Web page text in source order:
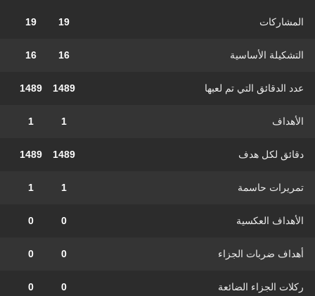
المشاركات 19
19
التشكيلة الأساسية 16
16
عدد الدقائق التي تم لعبها 1489
1489
الأهداف 1
1
دقائق لكل هدف 1489
1489
تمريرات حاسمة 1
1
الأهداف العكسية 0
0
أهداف ضربات الجزاء 0
0
ركلات الجزاء الضائعة 0
0